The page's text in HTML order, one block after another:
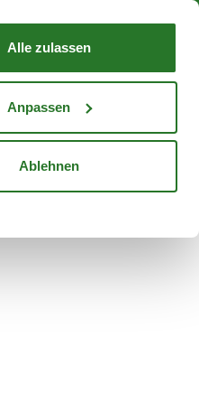
Alle zulassen
Anpassen
Ablehnen
Mein KontoStandorte
WARENKORB